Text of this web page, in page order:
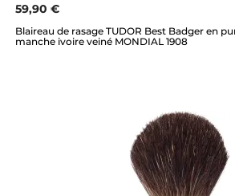
59,90 €
Blaireau de rasage TUDOR Best Badger en
manche ivoire veiné MONDIAL 1908